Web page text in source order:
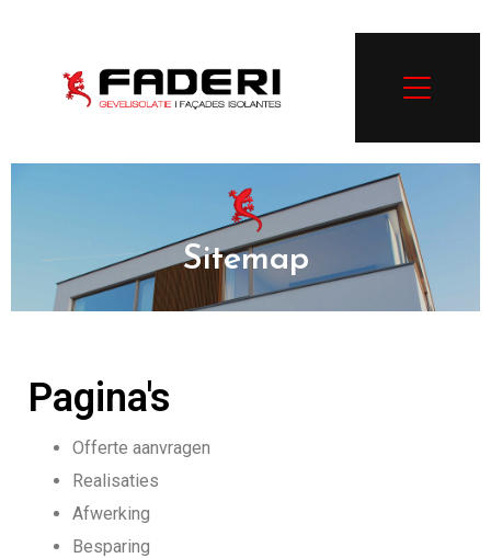
Sitemap
Pagina's
Offerte aanvragen
Realisaties
Afwerking
Besparing